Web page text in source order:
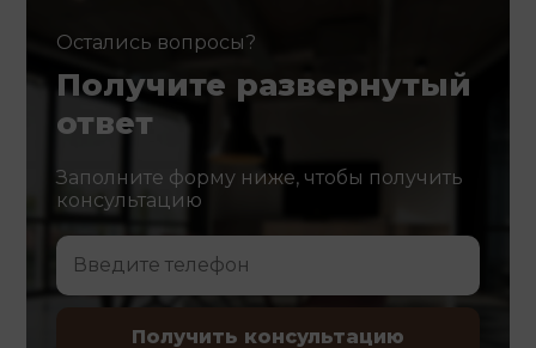
Остались вопросы?
Получите развернутый
ответ
Заполните форму ниже, чтобы получить
консультацию